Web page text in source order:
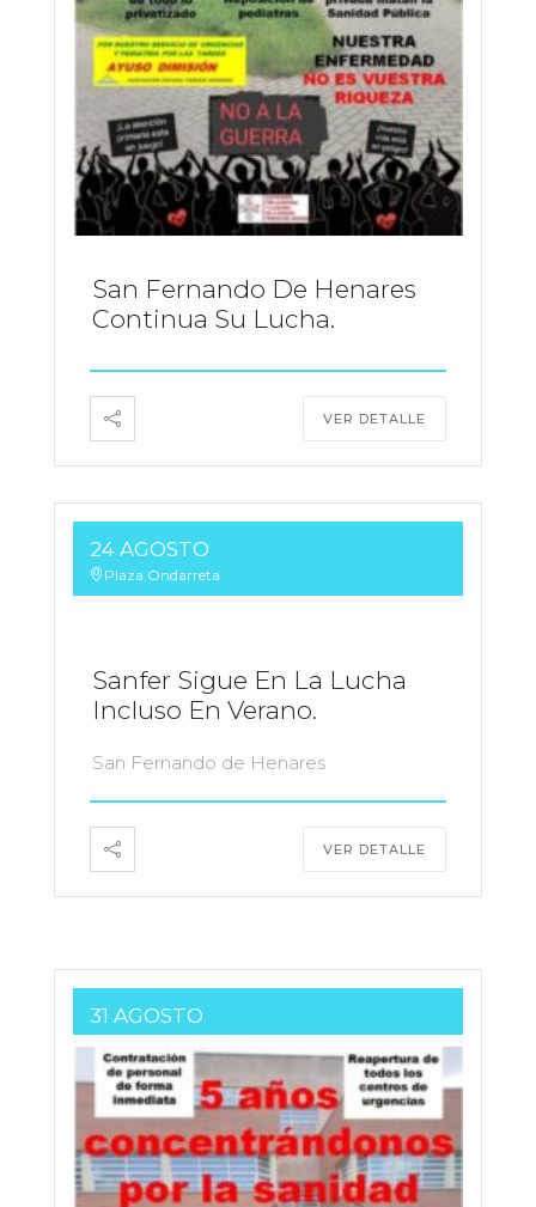
San Fernando De Henares
Continua Su Lucha.
VER DETALLE
24 AGOSTO
Plaza Ondarreta
Sanfer Sigue En La Lucha
Incluso En Verano.
San Fernando de Henares
VER DETALLE
31 AGOSTO